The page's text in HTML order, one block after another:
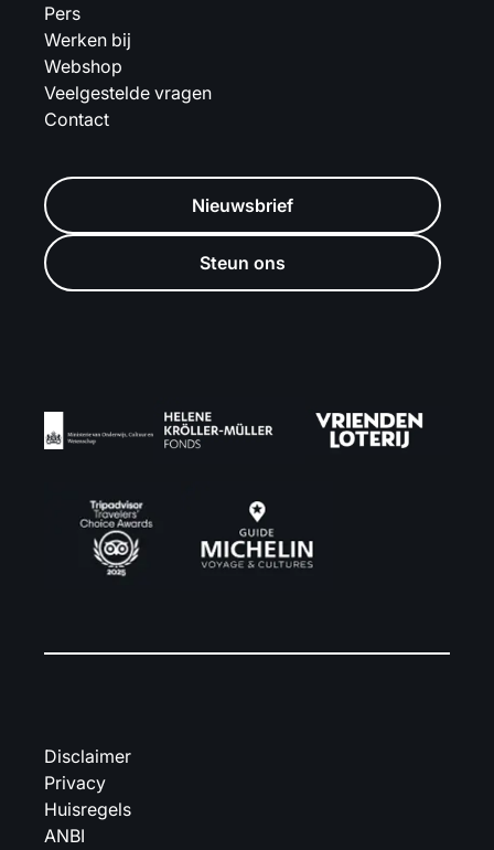
Pers
Werken bij
Webshop
Veelgestelde vragen
Contact
Nieuwsbrief
Steun ons
Disclaimer
Privacy
Huisregels
ANBI